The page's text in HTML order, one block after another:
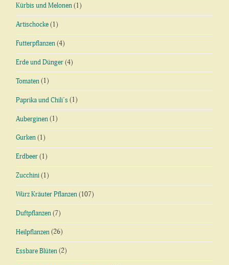
Kürbis und Melonen (1)
Artischocke (1)
Futterpflanzen (4)
Erde und Dünger (4)
Tomaten (1)
Paprika und Chili´s (1)
Auberginen (1)
Gurken (1)
Erdbeer (1)
Zucchini (1)
Würz Kräuter Pflanzen (107)
Duftpflanzen (7)
Heilpflanzen (26)
Essbare Blüten (2)